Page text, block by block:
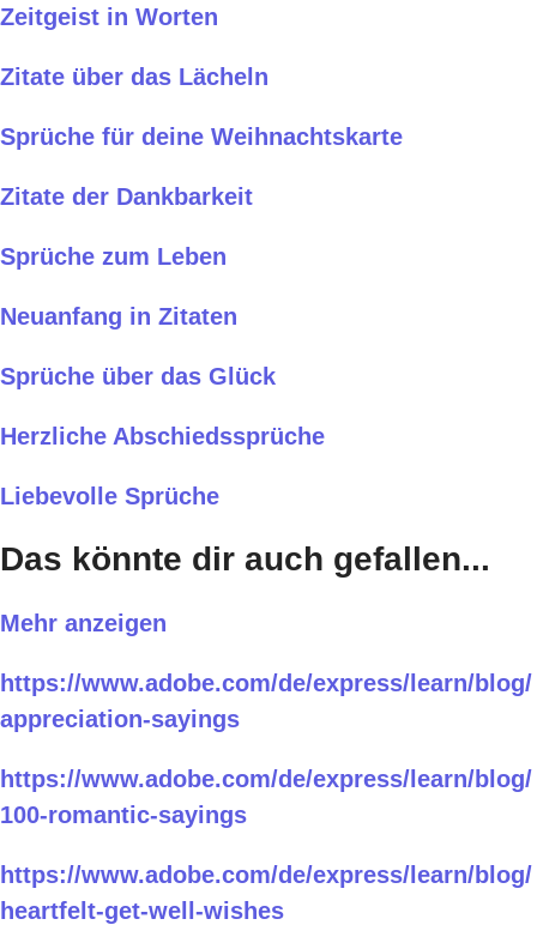
Zeitgeist in Worten
Zitate über das Lächeln
Sprüche für deine Weihnachtskarte
Zitate der Dankbarkeit
Sprüche zum Leben
Neuanfang in Zitaten
Sprüche über das Glück
Herzliche Abschiedssprüche
Liebevolle Sprüche
Das könnte dir auch gefallen...
Mehr anzeigen
https://www.adobe.com/de/express/learn/blog/
appreciation-sayings
https://www.adobe.com/de/express/learn/blog/
100-romantic-sayings
https://www.adobe.com/de/express/learn/blog/
heartfelt-get-well-wishes